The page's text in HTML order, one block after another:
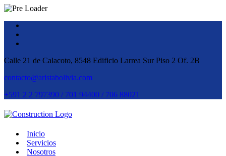
Calle 21 de Calacoto, 8548 Edificio Larrea Sur Piso 2 Of. 2B
contacto@aristabolivia.com
+591 2 2 797390 / 701 94400 / 706 88021
Inicio
Servicios
Nosotros